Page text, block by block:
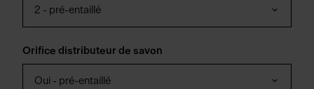
2 - pré-entaillé
Orifice distributeur de savon
Oui - pré-entaillé